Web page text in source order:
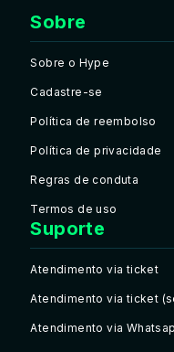
Sobre
Sobre o Hype
Cadastre-se
Política de reembolso
Política de privacidade
Regras de conduta
Termos de uso
Suporte
Atendimento via ticket
Atendimento via ticket
Atendimento via